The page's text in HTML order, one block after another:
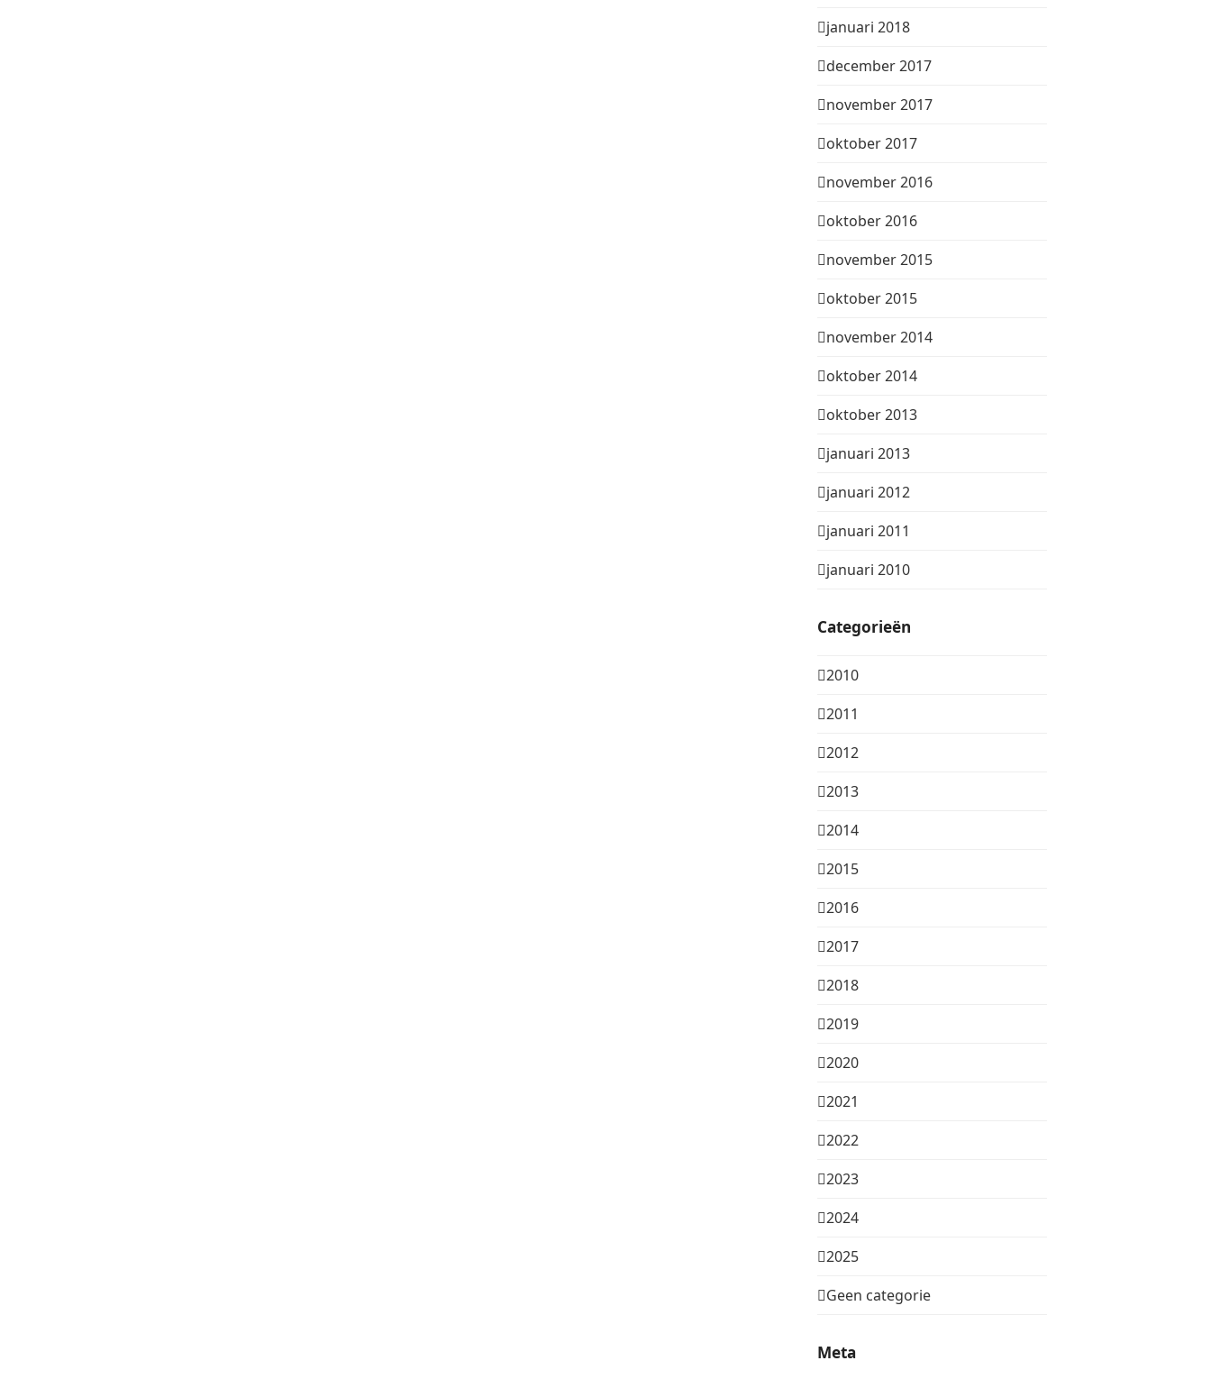
januari 2018
december 2017
november 2017
oktober 2017
november 2016
oktober 2016
november 2015
oktober 2015
november 2014
oktober 2014
oktober 2013
januari 2013
januari 2012
januari 2011
januari 2010
Categorieën
2010
2011
2012
2013
2014
2015
2016
2017
2018
2019
2020
2021
2022
2023
2024
2025
Geen categorie
Meta